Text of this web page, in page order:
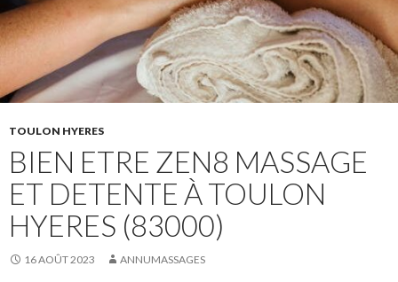
TOULON HYERES
BIEN ETRE ZEN8 MASSAGE
ET DETENTE À TOULON
HYERES (83000)
16 AOÛT 2023 ANNUMASSAGES